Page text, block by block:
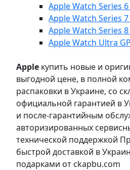
Apple Watch Series 6
Apple Watch Series 7
Apple Watch Series 8
Apple Watch Ultra
Apple купить новые и
выгодной цене, в полной
распаковки в Украине, со
официальной гарантией в
и после-гарантийным
авторизированных
технической поддержкой
быстрой доставкой в
подарками от ckapbu.com